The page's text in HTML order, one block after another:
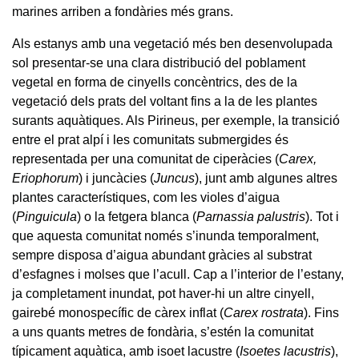
marines arriben a fondàries més grans.
Als estanys amb una vegetació més ben desenvolupada
sol presentar-se una clara distribució del poblament
vegetal en forma de cinyells concèntrics, des de la
vegetació dels prats del voltant fins a la de les plantes
surants aquàtiques. Als Pirineus, per exemple, la transició
entre el prat alpí i les comunitats submergides és
representada per una comunitat de ciperàcies (Carex,
Eriophorum) i juncàcies (Juncus), junt amb algunes altres
plantes característiques, com les violes d’aigua
(Pinguicula) o la fetgera blanca (Parnassia palustris). Tot i
que aquesta comunitat només s’inunda temporalment,
sempre disposa d’aigua abundant gràcies al substrat
d’esfagnes i molses que l’acull. Cap a l’interior de l’estany,
ja completament inundat, pot haver-hi un altre cinyell,
gairebé monospecífic de càrex inflat (Carex rostrata). Fins
a uns quants metres de fondària, s’estén la comunitat
típicament aquàtica, amb isoet lacustre (Isoetes lacustris),